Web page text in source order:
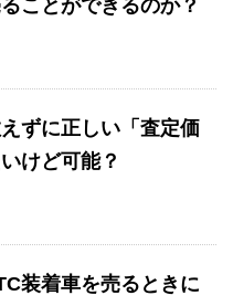
ことができるのか？
ずに正しい「査定価
けど可能？
装着車を売るときに